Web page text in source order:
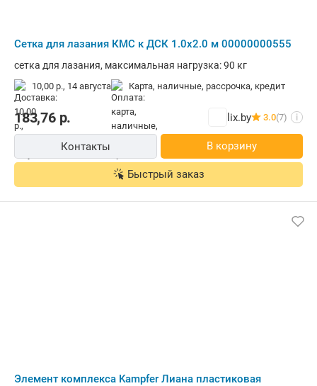
Сетка для лазания КМС к ДСК 1.0х2.0 м 00000000555
сетка для лазания, максимальная нагрузка: 90 кг
10,00 р., 14 августа карта, наличные, рассрочка, кредит
183,76р. lix.by 3.0(7) i
Контакты В корзину
Быстрый заказ
Элемент комплекса Kampfer Лиана пластиковая